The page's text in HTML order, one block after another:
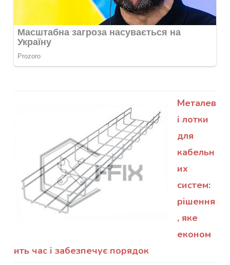
Металев
і лотки
для
кабельн
их
систем:
рішення
, яке
економ
ить час і забезпечує порядок